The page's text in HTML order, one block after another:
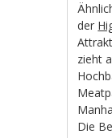
der
zieht
Die